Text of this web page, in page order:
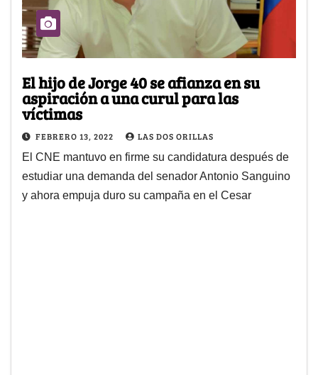
El hijo de Jorge 40 se afianza en su
aspiración a una curul para las
víctimas
FEBRERO 13, 2022 LAS DOS ORILLAS
El CNE mantuvo en firme su candidatura después de
estudiar una demanda del senador Antonio Sanguino
y ahora empuja duro su campaña en el Cesar